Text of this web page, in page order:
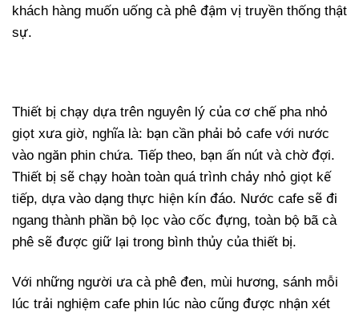
khách hàng muốn uống cà phê đậm vị truyền thống thật
sự.
Thiết bị chạy dựa trên nguyên lý của cơ chế pha nhỏ
giọt xưa giờ, nghĩa là: bạn cần phải bỏ cafe với nước
vào ngăn phin chứa. Tiếp theo, bạn ấn nút và chờ đợi.
Thiết bị sẽ chạy hoàn toàn quá trình chảy nhỏ giọt kế
tiếp, dựa vào dạng thực hiện kín đáo. Nước cafe sẽ đi
ngang thành phần bộ lọc vào cốc đựng, toàn bộ bã cà
phê sẽ được giữ lại trong bình thủy của thiết bị.
Với những người ưa cà phê đen, mùi hương, sánh mỗi
lúc trải nghiệm cafe phin lúc nào cũng được nhận xét